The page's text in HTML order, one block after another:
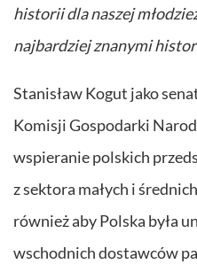
historii dla naszej
najbardziej znanymi
Stanisław Kogut jako
Komisji Gospodarki
wspieranie polskich
z sektora małych i
również aby Polska była
wschodnich dostawców